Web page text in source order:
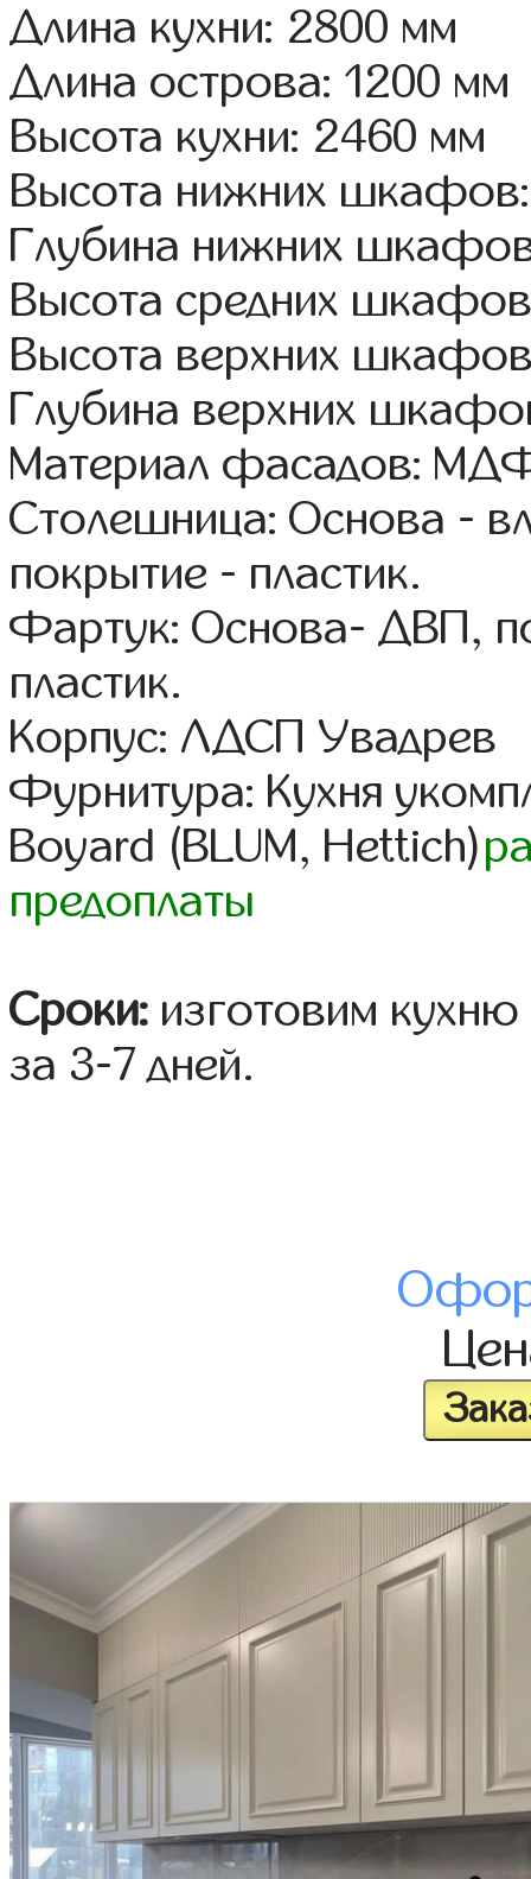
Длина кухни: 2800 мм
Длина острова: 1200 мм
Высота кухни: 2460 мм
Высота нижних
Глубина нижних
Высота средних
Высота верхних
Глубина верхних
Материал фасадов:
Столешница: Основа -
покрытие - пластик.
Фартук: Основа- ДВП,
пластик.
Корпус: ЛДСП Увадрев
Фурнитура: Кухня
Boyard (BLUM, Hettich)
предоплаты
Сроки: изготовим
за 3-7 дней.